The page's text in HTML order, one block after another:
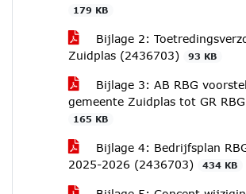
179 KB
Bijlage 2:
Zuidplas (2436703)
93 KB
Bijlage 3: AB RBG
gemeente Zuidplas tot GR
165 KB
Bijlage 4: Bedrijfsplan
2025-2026 (2436703)
434 KB